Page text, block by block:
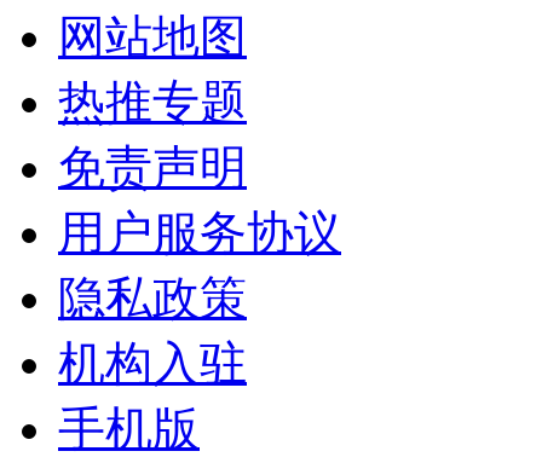
网站地图
热推专题
免责声明
用户服务协议
隐私政策
机构入驻
手机版